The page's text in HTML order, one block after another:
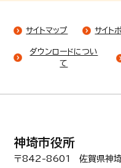
サイトマップ サイト
ダウンロードについ
て
神埼市役所
〒842-8601 佐賀県神埼